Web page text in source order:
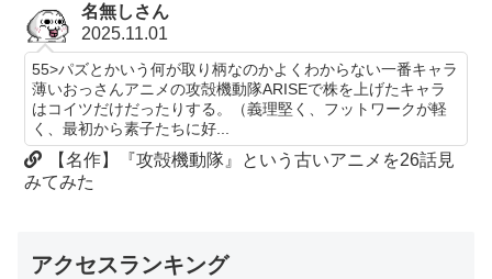
名無しさん
2025.11.01
55>パズとかいう何が取り柄なのかよくわからない一番キャラ
薄いおっさんアニメの攻殻機動隊ARISEで株を上げたキャラ
はコイツだけだったりする。（義理堅く、フットワークが軽
く、最初から素子たちに好...
【名作】『攻殻機動隊』という古いアニメを26話見
みてみた
アクセスランキング